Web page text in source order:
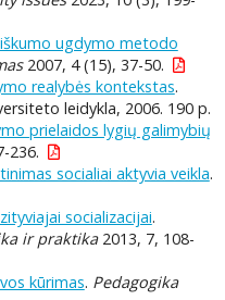
ugdymo metodo
2007, 4 (15), 37-50.
realybės kontekstas.
leidykla, 2006. 190 p.
prielaidos lygių galimybių
236.
socialiai aktyvia veikla.
socializacijai.
ir praktika2013, 7, 108-
kūrimas. Pedagogika